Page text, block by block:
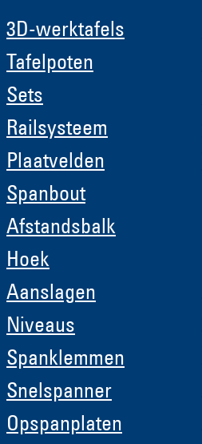
3D-werktafels
Tafelpoten
Sets
Railsysteem
Plaatvelden
Spanbout
Afstandsbalk
Hoek
Aanslagen
Niveaus
Spanklemmen
Snelspanner
Opspanplaten